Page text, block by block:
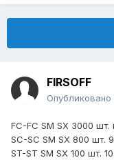
FIRSOFF
Опубликовано
FC-FC SM SX 3000 шт.
SC-SC SM SX 800 шт.
ST-ST SM SX 100 шт.